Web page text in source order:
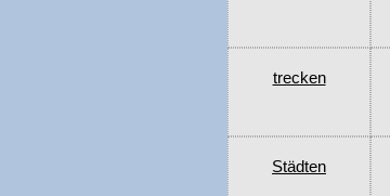
trecken
Städten